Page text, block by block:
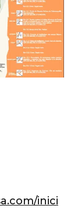
inici